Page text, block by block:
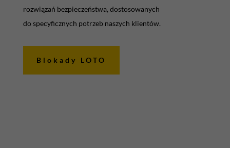
rozwiązań bezpieczeństwa, dostosowanych
do specyficznych potrzeb naszych klientów.
Blokady LOTO